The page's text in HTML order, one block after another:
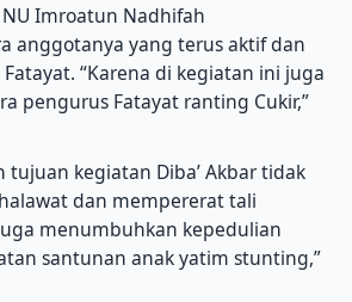
NU Imroatun Nadhifah
anggotanya yang terus aktif dan
“Karena di kegiatan ini juga
pengurus Fatayat ranting Cukir,”
tujuan kegiatan Diba’ Akbar tidak
dan mempererat tali
menumbuhkan kepedulian
santunan anak yatim stunting,”